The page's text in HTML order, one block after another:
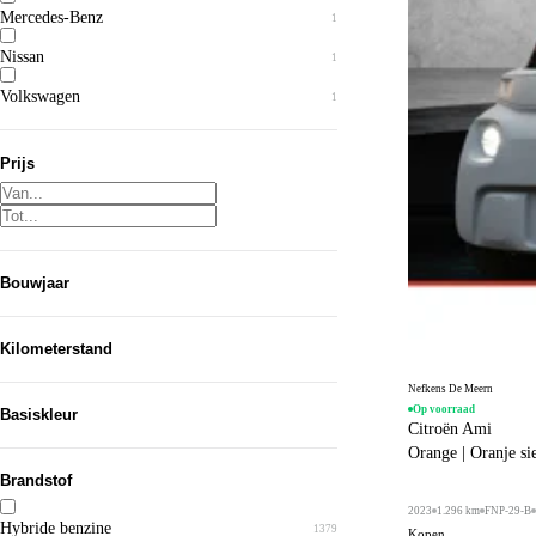
Clubman 1
Mercedes-Benz 1
A-Klasse 1
Nissan 1
QASHQAI 1
Volkswagen 1
Prijs
Bouwjaar
Kilometerstand
Basiskleur
Zwart
Brandstof
Hybride benzine 1379
Nefkens De Meern
Op voorraad
Citroën Ami
Orange | Oranje
2023 1.296 km FNP-29-B